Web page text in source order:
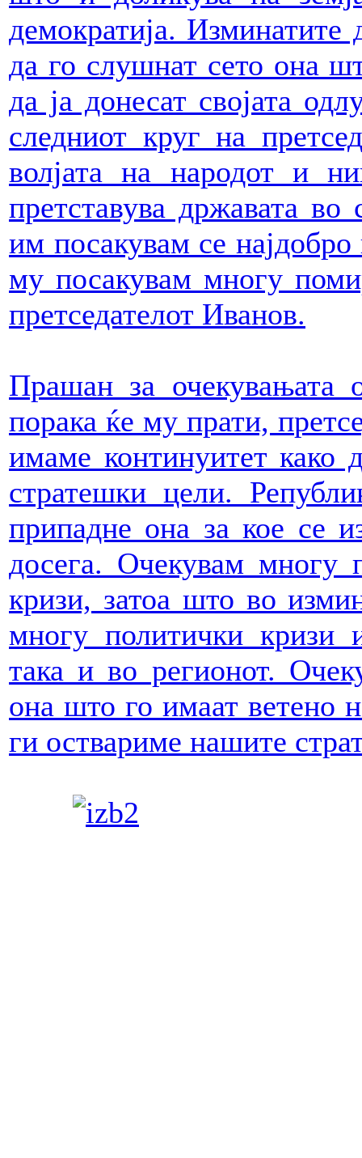
демократија.
да го слушнат сето она
да ја донесат својата
следниот круг на
волјата на народот и
претставува државата
им посакувам се
му посакувам многу
претседателот Иванов.
Прашан за очекувањата
порака ќе му прати,
имаме континуитет како
стратешки цели.
припадне она за кое се
досега. Очекувам многу
кризи, затоа што во
многу политички кризи
така и во регионот.
она што го имаат ветено
ги оствариме нашите